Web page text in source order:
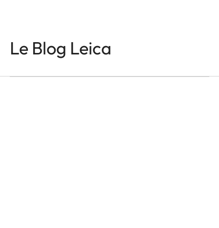
Le Blog LeicaIn the Name of Colour
and Light